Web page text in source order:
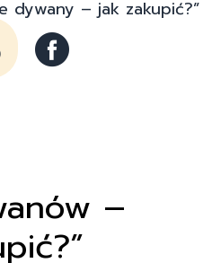
dywany – jak zakupić?”
–